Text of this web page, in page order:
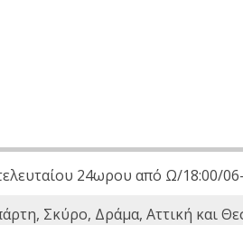
24ωρου από Ω/18:00/
Σκύρο, Δράμα, Αττική και